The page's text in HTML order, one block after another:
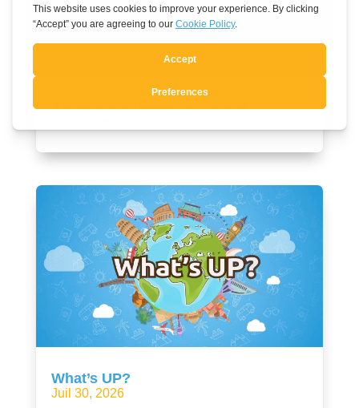
Animés par l’esprit de l’unité
What’s UP?
Juil 30, 2026